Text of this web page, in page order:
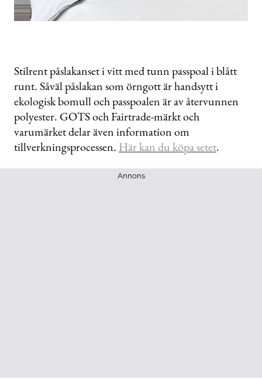
Stilrent påslakanset i vitt med tunn passpoal i blått
runt. Såväl påslakan som örngott är handsytt i
ekologisk bomull och passpoalen är av återvunnen
polyester. GOTS och Fairtrade-märkt och
varumärket delar även information om
tillverkningsprocessen. Här kan du köpa setet.
Annons